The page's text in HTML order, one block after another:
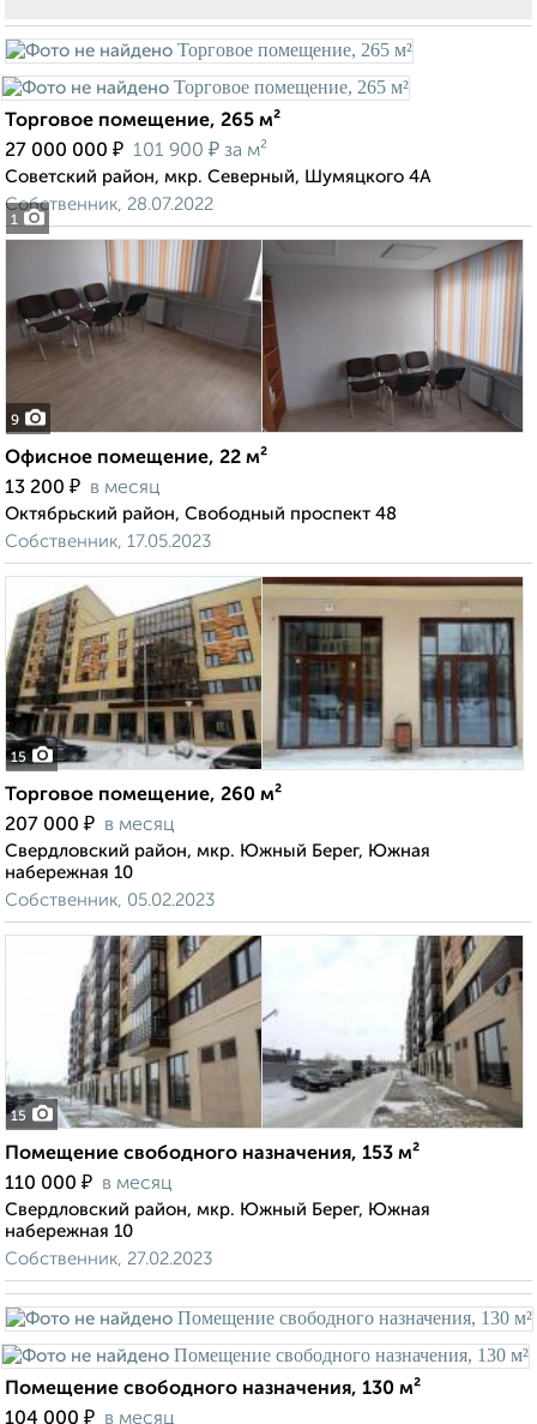
1
Торговое помещение, 265 м²
27 000 000 ₽ 101 900 ₽ за м²
Советский район, мкр. Северный, Шумяцкого 4А
Собственник, 28.07.2022
9
Офисное помещение, 22 м²
13 200 ₽ в месяц
Октябрьский район, Свободный проспект 48
Собственник, 17.05.2023
15
Торговое помещение, 260 м²
207 000 ₽ в месяц
Свердловский район, мкр. Южный Берег, Южная
набережная 10
Собственник, 05.02.2023
15
Помещение свободного назначения, 153 м²
110 000 ₽ в месяц
Свердловский район, мкр. Южный Берег, Южная
набережная 10
Собственник, 27.02.2023
Помещение свободного назначения, 130 м²
104 000 ₽ в месяц